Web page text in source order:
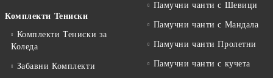
Комплекти Тениски
Комплекти Тениски за
Коледа
Забавни Комплекти
Памучни чанти с Шевици
Памучни чанти с Мандала
Памучни чанти Пролетни
Памучни чанти с кучета